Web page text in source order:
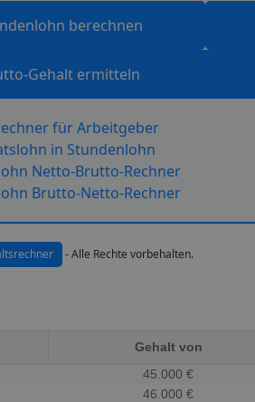
berechnen
Gehalt ermitteln
für Arbeitgeber
in Stundenlohn
Netto-Brutto-Rechner
Brutto-Netto-Rechner
- Alle Rechte vorbehalten.
Gehalt von
45.000 €
46.000 €